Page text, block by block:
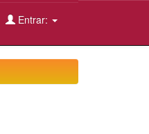
Entrar: